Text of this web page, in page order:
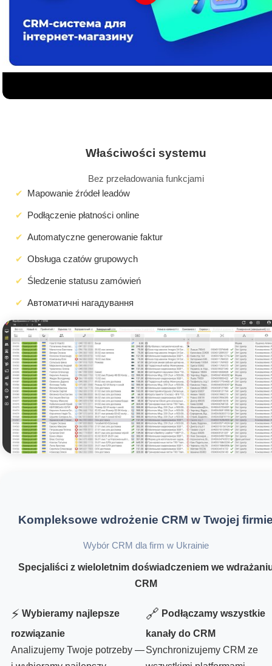
Właściwości systemu
Bez przeładowania funkcjami
Mapowanie źródeł leadów
Podłączenie płatności online
Automatyczne generowanie faktur
Obsługa czatów grupowych
Śledzenie statusu zamówień
Автоматичні нагадування
Kompleksowe wdrożenie CRM w Twojej
Wybór CRM dla firm w Ukrainie
Specjaliści z wieloletnim doświadczeniem we
CRM
⚡ Wybieramy najlepsze
rozwiązanie
Analizujemy Twoje potrzeby —
🔗 Podłączamy wszystkie
kanały do CRM
Synchronizujemy CRM ze